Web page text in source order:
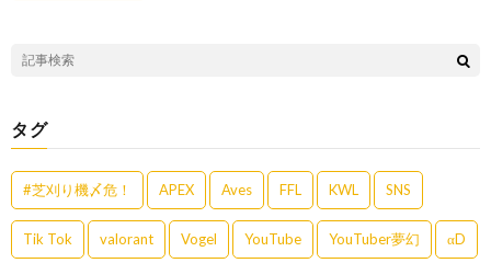
タグ
#芝刈り機〆危！ APEX Aves FFL KWL SNS
Tik Tok valorant Vogel YouTube YouTuber夢幻 αD